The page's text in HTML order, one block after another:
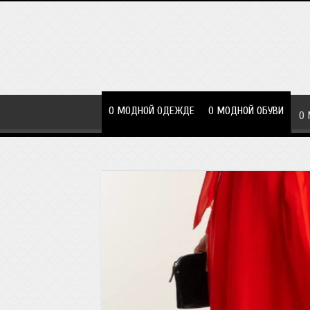
О МОДНОЙ ОДЕЖДЕ О МОДНОЙ ОБУВИ О